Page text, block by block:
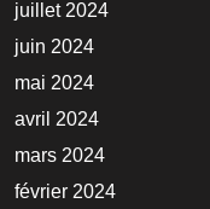
juillet 2024
juin 2024
mai 2024
avril 2024
mars 2024
février 2024